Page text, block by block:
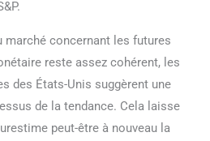
concernant les futures
reste assez cohérent, les
des États-Unis suggèrent une
de la tendance. Cela laisse
peut-être à nouveau la